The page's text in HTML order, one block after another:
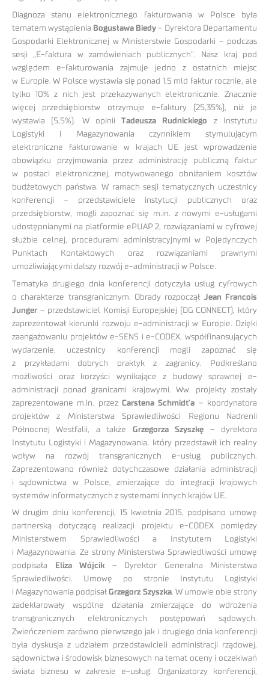
Diagnoza stanu elektronicznego fakturowania w Polsce była
tematem wystąpienia Bogusława Biedy – Dyrektora Departamentu
Gospodarki Elektronicznej w Ministerstwie Gospodarki – podczas
sesji „E-faktura w zamówieniach publicznych”. Nasz kraj pod
względem e-fakturowania zajmuje jedno z ostatnich miejsc
w Europie. W Polsce wystawia się ponad 1,5 mld faktur rocznie, ale
tylko 10% z nich jest przekazywanych elektronicznie. Znacznie
więcej przedsiębiorstw otrzymuje e-faktury (25,35%), niż je
wystawia (5,5%). W opiniiTadeusza Rudnickiego
z Instytutu
Logistyki i Magazynowania czynnikiem stymulującym
elektroniczne fakturowanie w krajach UE jest wprowadzenie
obowiązku przyjmowania przez administrację publiczną faktur
w postaci elektronicznej, motywowanego obniżaniem kosztów
budżetowych państwa. W ramach sesji tematycznych uczestnicy
konferencji – przedstawiciele instytucji publicznych oraz
przedsiębiorstw, mogli zapoznać się m.in. z nowymi e-usługami
udostępnianymi na platformie ePUAP 2, rozwiązaniami w cyfrowej
służbie celnej, procedurami administracyjnymi w Pojedynczych
Punktach Kontaktowych oraz rozwiązaniami prawnymi
umożliwiającymi dalszy rozwój e-administracji w Polsce.
Tematyka drugiego dnia konferencji dotyczyła usług cyfrowych
o charakterze transgranicznym. Obrady rozpoczął Jean Francois
Junger – przedstawiciel Komisji Europejskiej (DG CONNECT), który
zaprezentował kierunki rozwoju e-administracji w Europie. Dzięki
zaangażowaniu projektów e-SENS i e-CODEX, współfinansujących
wydarzenie, uczestnicy konferencji mogli zapoznać się
z przykładami dobrych praktyk z zagranicy. Podkreślano
możliwości oraz korzyści wynikające z budowy sprawnej e-
administracji ponad granicami krajowymi. Ww. projekty zostały
zaprezentowane m.in. przezCarstena Schmidt’a – koordynatora
projektów z Ministerstwa Sprawiedliwości Regionu Nadrenii
Północnej Westfalii, a także Grzegorza Szyszkę – dyrektora
Instytutu Logistyki i Magazynowania, który przedstawił ich realny
wpływ na rozwój transgranicznych e-usług publicznych.
Zaprezentowano również dotychczasowe działania administracji
i sądownictwa w Polsce, zmierzające do integracji krajowych
systemów informatycznych z systemami innych krajów UE.
W drugim dniu konferencji, 15 kwietnia 2015, podpisano umowę
partnerską dotyczącą realizacji projektu e-CODEX pomiędzy
Ministerstwem Sprawiedliwości a Instytutem Logistyki
i Magazynowania. Ze strony Ministerstwa Sprawiedliwości umowę
podpisała
Eliza Wójcik – Dyrektor Generalna Ministerstwa
Sprawiedliwości. Umowę po stronie Instytutu Logistyki
i Magazynowania podpisałGrzegorz Szyszka. W umowie obie strony
zadeklarowały wspólne działania zmierzające do wdrożenia
transgranicznych elektronicznych postępowań sądowych.
Zwieńczeniem zarówno pierwszego jak i drugiego dnia konferencji
była dyskusja z udziałem przedstawicieli administracji rządowej,
sądownictwa i środowisk biznesowych na temat oceny i oczekiwań
świata biznesu w zakresie e-usług. Organizatorzy konferencji,